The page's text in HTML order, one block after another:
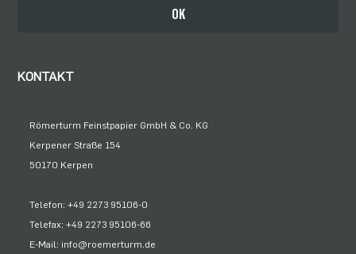
OK
KONTAKT
Römerturm Feinstpapier GmbH & Co. KG
Kerpener Straße 154
50170 Kerpen
Telefon: +49 2273 95106-0
Telefax: +49 2273 95106-66
E-Mail: info@roemerturm.de